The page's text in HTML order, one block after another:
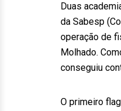
Duas
da Sabesp
operação de
Molhado.
conseguiu
O primeiro